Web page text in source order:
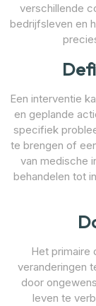
verschillende
bedrijfsleven en
Een interventie
en geplande
specifiek
te brengen of
van medische
behandelen tot
Het primaire
veranderingen
door
leven te